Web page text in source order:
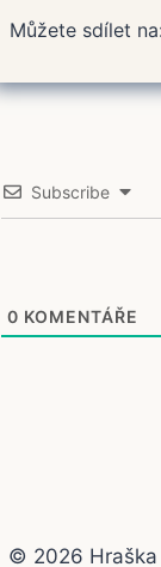
Můžete sdílet na:
Subscribe
0 KOMENTÁŘE
© 2026 Hraška